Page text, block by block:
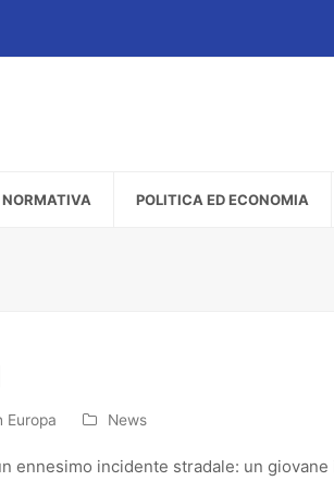
NORMATIVA POLITICA ED ECONOMIA
Europa News
ennesimo incidente stradale: un